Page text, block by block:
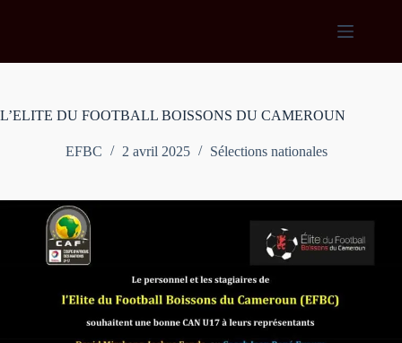
L’ELITE DU FOOTBALL BOISSONS DU CAMEROUN
EFBC 2 avril 2025 Sélections nationales